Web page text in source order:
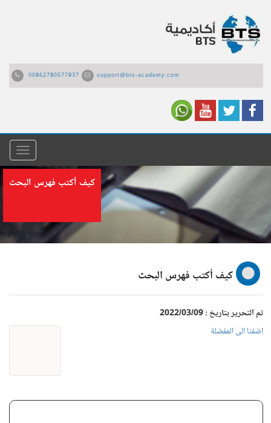
00962790577937 support@bts-academy.com
القائمة
كيف أكتب فهرس البحث
كيف أكتب فهرس البحث
تم التحرير بتاريخ : 2022/03/09
اضفنا الى المفضلة